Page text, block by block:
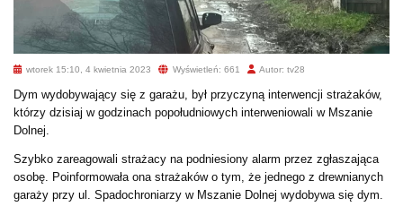
wtorek 15:10, 4 kwietnia 2023 Wyświetleń: 661 Autor: tv28
Dym wydobywający się z garażu, był przyczyną interwencji strażaków,
którzy dzisiaj w godzinach popołudniowych interweniowali w Mszanie
Dolnej.
Szybko zareagowali strażacy na podniesiony alarm przez zgłaszająca
osobę. Poinformowała ona strażaków o tym, że jednego z drewnianych
garaży przy ul. Spadochroniarzy w Mszanie Dolnej wydobywa się dym.